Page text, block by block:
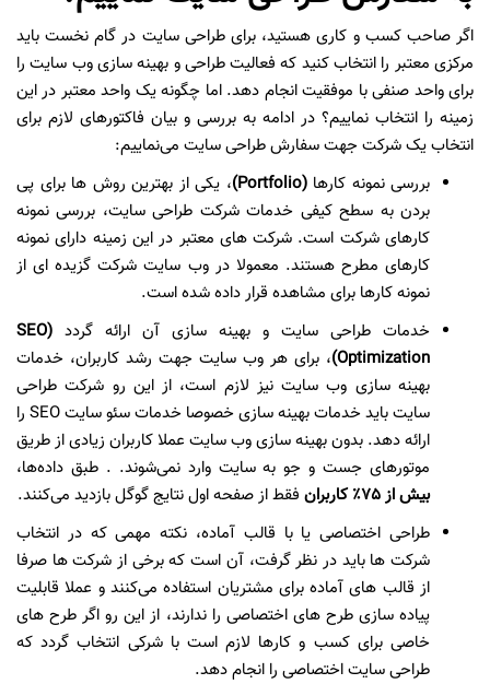
اگر صاحب کسب و کاری هستید، برای طراحی سایت در گام نخست باید
مرکزی معتبر را انتخاب کنید که فعالیت طراحی و بهینه سازی وب سایت را
برای واحد صنفی با موفقیت انجام دهد. اما چگونه یک واحد معتبر در این
زمینه را انتخاب نماییم؟ در ادامه به بررسی و بیان فاکتورهای لازم برای
انتخاب یک شرکت جهت سفارش طراحی سایت می‌نماییم:
بررسی نمونه کارها(Portfolio)
، یکی از بهترین روش ها برای پی
بردن به سطح کیفی خدمات شرکت طراحی سایت، بررسی نمونه
کارهای شرکت است. شرکت های معتبر در این زمینه دارای نمونه
کارهای مطرح هستند. معمولا در وب سایت شرکت گزیده ای از
نمونه کارها برای مشاهده قرار داده شده است.
خدمات طراحی سایت و بهینه سازی آن ارائه گردد
(SEO
Optimization) ، برای هر وب سایت جهت رشد کاربران، خدمات
بهینه سازی وب سایت نیز لازم است، از این رو شرکت طراحی
سایت باید خدمات بهینه سازی خصوصا خدمات سئو سایت SEO را
ارائه دهد. بدون بهینه سازی وب سایت عملا کاربران زیادی از طریق
موتورهای جست و جو به سایت وارد نمی‌شوند. . طبق داده‌ها،
بیش از75٪کاربران فقط از صفحه اول نتایج گوگل بازدید می‌کنند.
طراحی اختصاصی یا با قالب آماده، نکته مهمی که در انتخاب
شرکت ها باید در نظر گرفت، آن است که برخی از شرکت ها صرفا
از قالب های آماده برای مشتریان استفاده می‌کنند و عملا قابلیت
پیاده سازی طرح های اختصاصی را ندارند، از این رو اگر طرح های
خاصی برای کسب و کارها لازم است با شرکی انتخاب گردد که
طراحی سایت اختصاصی را انجام دهد.